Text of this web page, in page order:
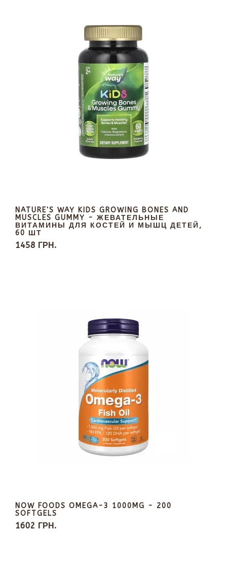
NATURE'S WAY KIDS GROWING BONES AND
MUSCLES GUMMY - ЖЕВАТЕЛЬНЫЕ
ВИТАМИНЫ ДЛЯ КОСТЕЙ И МЫШЦ ДЕТЕЙ,
60 ШТ
1458 ГРН.
NOW FOODS OMEGA-3 1000MG - 200
SOFTGELS
1602 ГРН.